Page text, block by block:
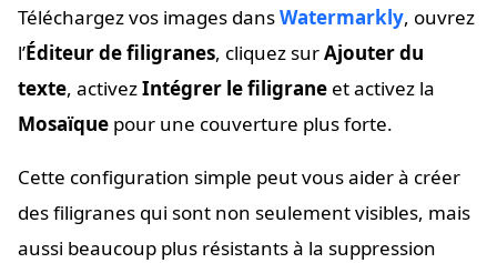
Téléchargez vos images dansWatermarkly, ouvrez
l’Éditeur de filigranes, cliquez surAjouter du
texte, activezIntégrer le filigrane et activez la
Mosaïque pour une couverture plus forte.
Cette configuration simple peut vous aider à créer
des filigranes qui sont non seulement visibles, mais
aussi beaucoup plus résistants à la suppression